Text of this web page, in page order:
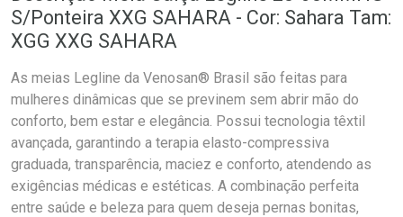
S/Ponteira XXG SAHARA - Cor: Sahara Tam:
XGG XXG SAHARA
As meias Legline da Venosan® Brasil são feitas para
mulheres dinâmicas que se previnem sem abrir mão do
conforto, bem estar e elegância. Possui tecnologia têxtil
avançada, garantindo a terapia elasto-compressiva
graduada, transparência, maciez e conforto, atendendo as
exigências médicas e estéticas. A combinação perfeita
entre saúde e beleza para quem deseja pernas bonitas,